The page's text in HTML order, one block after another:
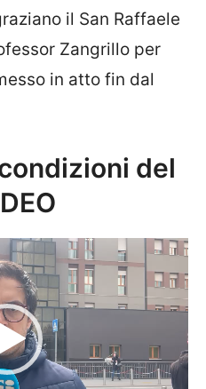
il San Raffaele
Zangrillo per
in atto fin dal
del